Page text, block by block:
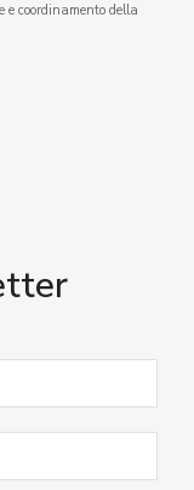
e coordinamento della